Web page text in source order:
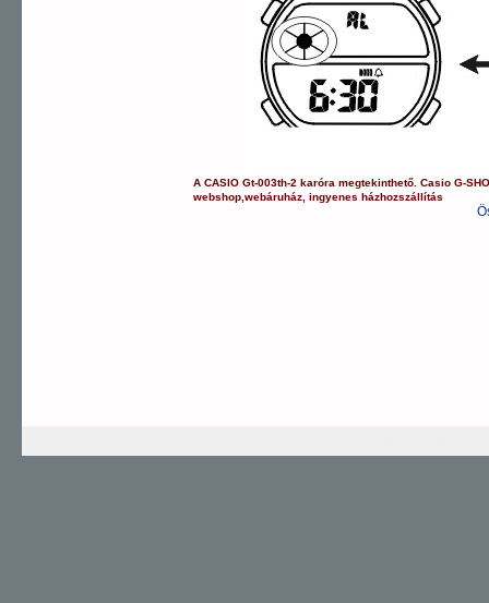
ACASIO Gt-003th-2 karóra megtekinthető.Casio G-
webshop ,webáruház ,ingyenes házhozszállítás